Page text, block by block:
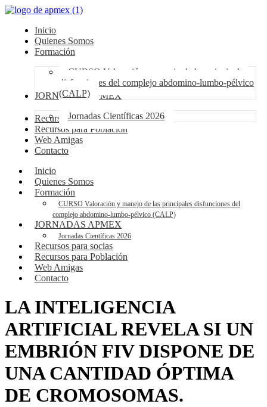
Inicio
Quienes Somos
Formación
CURSO Valoración y manejo de las principales
disfunciones del complejo abdomino-lumbo-pélvico
(CALP)
JORNADAS APMEX
Jornadas Científicas 2026
Recursos para socias
Recursos para Población
Web Amigas
Contacto
Inicio
Quienes Somos
Formación
CURSO Valoración y manejo de las principales disfunciones del
complejo abdomino-lumbo-pélvico (CALP)
JORNADAS APMEX
Jornadas Científicas 2026
Recursos para socias
Recursos para Población
Web Amigas
Contacto
LA INTELIGENCIA
ARTIFICIAL REVELA SI UN
EMBRIÓN FIV DISPONE DE
UNA CANTIDAD ÓPTIMA
DE CROMOSOMAS.